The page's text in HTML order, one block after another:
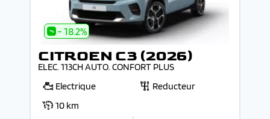
- 18.2%
CITROEN C3 (2026)
ELEC. 113CH AUTO. CONFORT PLUS
Electrique
Reducteur
10 km